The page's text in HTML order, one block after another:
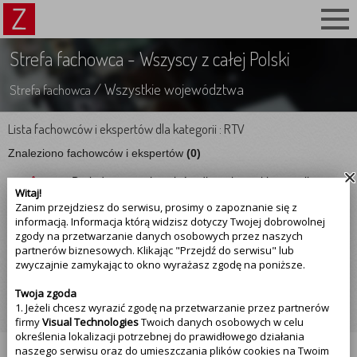
Witaj!
Zanim przejdziesz do serwisu, prosimy o zapoznanie się z
informacją. Informacja którą widzisz dotyczy Twojej dobrowolnej
zgody na przetwarzanie danych osobowych przez naszych
partnerów biznesowych. Klikając "Przejdź do serwisu" lub
zwyczajnie zamykając to okno wyrażasz zgodę na poniższe.
Twoja zgoda
1. Jeżeli chcesz wyrazić zgodę na przetwarzanie przez partnerów
firmyVisual TechnologiesTwoich danych osobowych w celu
określenia lokalizacji potrzebnej do prawidłowego działania
naszego serwisu oraz do umieszczania plików cookies na Twoim
Strefa fachowca - Wszyscy z całej Polski
Strefa fachowca / Wszystkie województwa
Lista fachowców i ekspertów dla kategorii : RTV
Znaleziono fachowców i ekspertów (0)
Brak dostępnych wpisów dla wybranej kategorii oraz
wpisy.
Ta kategoria była przeglądana608razy, jeżeli jesteś
fachowcem z podanej kategorii, kliknij przycisk
poniżej